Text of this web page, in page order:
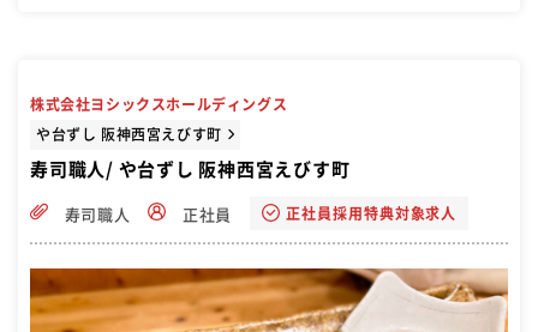
株式会社ヨシックスホールディングス
や台ずし 阪神西宮えびす町
寿司職人/ や台ずし 阪神西宮えびす町
寿司職人 正社員 正社員採用特典対象求人